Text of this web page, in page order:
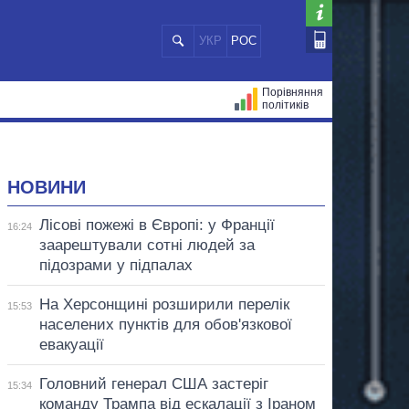
УКР РОС
Порівняння
політиків
НОВИНИ
16:24
Лісові пожежі в Європі: у Франції
заарештували сотні людей за
підозрами у підпалах
15:53
На Херсонщині розширили перелік
населених пунктів для обов'язкової
евакуації
15:34
Головний генерал США застеріг
команду Трампа від ескалації з Іраном